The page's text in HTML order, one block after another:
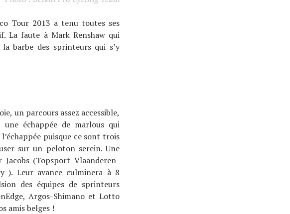
Tour 2013 a tenu toutes ses
La faute à Mark Renshaw qui
barbe des sprinteurs qui s’y
un parcours assez accessible,
échappée de marlous qui
puisque ce sont trois
sur un peloton serein. Une
Jacobs (Topsport Vlaanderen-
). Leur avance culminera à 8
des équipes de sprinteurs
Argos-Shimano et Lotto
amis belges !